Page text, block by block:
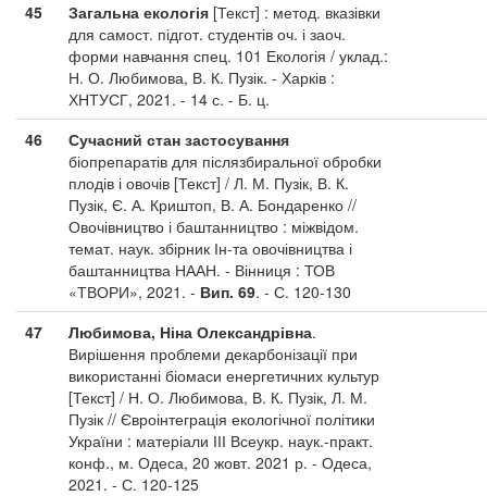
45 Загальна екологія [Текст] : метод. вказівки
для самост. підгот. студентів оч. і заоч.
форми навчання спец. 101 Екологія / уклад.:
Н. О. Любимова, В. К. Пузік. - Харків :
ХНТУСГ, 2021. - 14 с. - Б. ц.
46
Сучасний стан застосування
біопрепаратів для післязбиральної обробки
плодів і овочів [Текст] / Л. М. Пузік, В. К.
Пузік, Є. А. Криштоп, В. А. Бондаренко //
Овочівництво і баштанництво : міжвідом.
темат. наук. збірник Ін-та овочівництва і
баштанництва НААН. - Вінниця : ТОВ
«ТВОРИ», 2021. - Вип. 69. - С. 120-130
47
Любимова, Ніна Олександрівна.
Вирішення проблеми декарбонізації при
використанні біомаси енергетичних культур
[Текст] / Н. О. Любимова, В. К. Пузік, Л. М.
Пузік // Євроінтеграція екологічної політики
України : матеріали ІІІ Всеукр. наук.-практ.
конф., м. Одеса, 20 жовт. 2021 р. - Одеса,
2021. - С. 120-125